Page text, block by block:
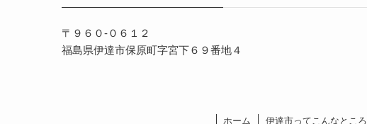
〒９６０-０６１２
福島県伊達市保原町字宮下６９番地４
ホーム 伊達市ってこんなところ